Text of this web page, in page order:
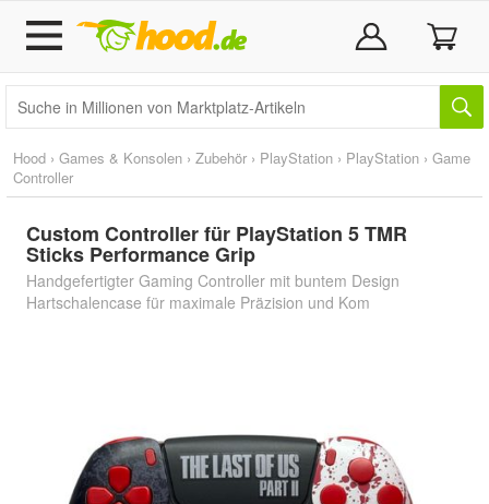
Hood › Games & Konsolen › Zubehör › PlayStation › PlayStation › Game
Controller
Custom Controller für PlayStation 5 TMR
Sticks Performance Grip
Handgefertigter Gaming Controller mit buntem Design
Hartschalencase für maximale Präzision und Kom